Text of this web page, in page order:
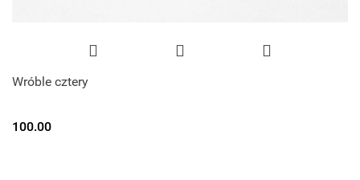
Wróble cztery
100.00